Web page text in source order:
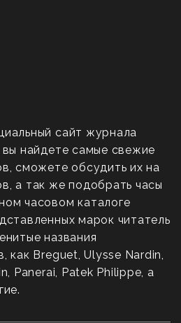
сайт журнала
найдете самые свежие
сможете обсудить их на
а так же подобрать часы
часовом каталоге
марок читатель
названия
как Breguet, Ulysse Nardin,
Panerai, Patek Philippe, а